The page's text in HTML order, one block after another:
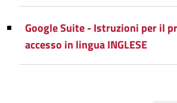
Google Suite - Istruzioni per il
accesso in lingua INGLESE